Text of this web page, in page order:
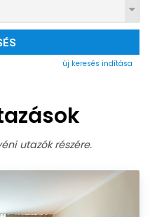
új keresés indítása
utazók részére.